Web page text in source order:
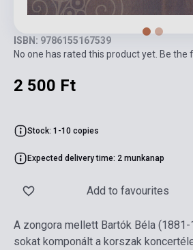
ISBN: 9786155167539
No one has rated this product yet. Be the
2 500 Ft
Stock: 1-10 copies
Expected delivery time: 2 munkanap
Add to favourites
A zongora mellett Bartók Béla
sokat komponált a korszak